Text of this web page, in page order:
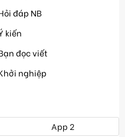
đáp NB
kiến
đọc viết
nghiệp
App 2